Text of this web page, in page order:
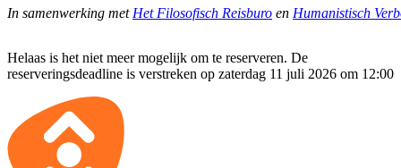
In samenwerking met Het Filosofisch Reisburo en Humanistisch
Helaas is het niet meer mogelijk om te reserveren. De
reserveringsdeadline is verstreken op zaterdag 11 juli 2026 om 12:00